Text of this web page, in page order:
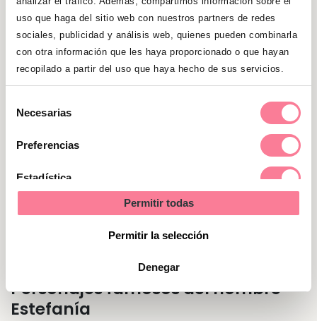
uso que haga del sitio web con nuestros partners de redes
sociales, publicidad y análisis web, quienes pueden combinarla
con otra información que les haya proporcionado o que hayan
recopilado a partir del uso que haya hecho de sus servicios.
Necesarias
Preferencias
Estadística
Permitir todas
Permitir la selección
Denegar
mucho en compañía de los otros y los demás
disfrutan asimismo de su compañía. Tienen
un carácter fuerte, pero a la vez son muy
cariñosas.
lenguas o idiomas
Enalemán
Stephanie
Stefania
Personajes famosos del nombre
Estefanía